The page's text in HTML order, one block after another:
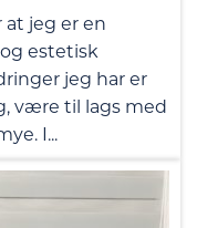
at jeg er en
estetisk
jeg har er
være til lags med
I...